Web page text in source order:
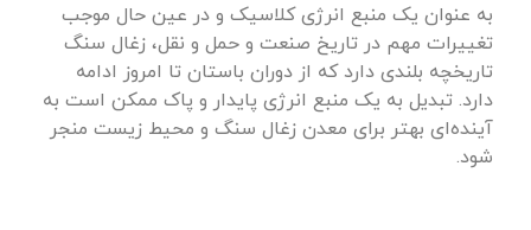
به عنوان یک منبع انرژی کلاسیک و در عین حال موجب
تغییرات مهم در تاریخ صنعت و حمل و نقل، زغال سنگ
تاریخچه بلندی دارد که از دوران باستان تا امروز ادامه
دارد. تبدیل به یک منبع انرژی پایدار و پاک ممکن است به
آینده‌ای بهتر برای معدن زغال سنگ و محیط زیست منجر
شود.